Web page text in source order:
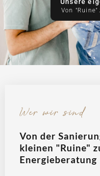
Wer wir sind
Von der
kleinen "Ruine"
Energieberatung